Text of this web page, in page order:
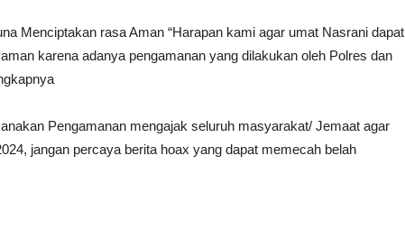
Menciptakan rasa Aman “Harapan kami agar umat Nasrani dapat
karena adanya pengamanan yang dilakukan oleh Polres dan
Pengamanan mengajak seluruh masyarakat/ Jemaat agar
jangan percaya berita hoax yang dapat memecah belah